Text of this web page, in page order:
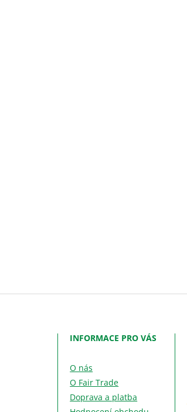
INFORMACE PRO VÁS
O nás
O Fair Trade
Doprava a platba